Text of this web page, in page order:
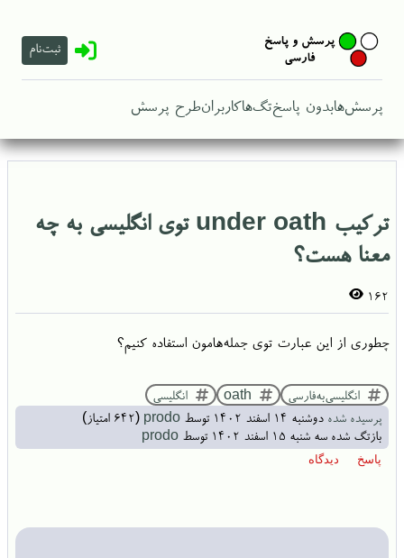
ثبت‌نام
پرسش‌هابدون پاسختگ‌هاکاربرانطرح پرسش
ترکیب under oath توی انگلیسی به چه
معنا هست؟
162
چطوری از این عبارت توی جمله‌هامون استفاده کنیم؟
انگلیسی‌به‌فارسی oath
انگلیسی
پرسیده شده دوشنبه ۱۴ اسفند ۱۴۰۲ توسط prodo
(
642 امتیاز)
بازتگ شده سه شنبه ۱۵ اسفند ۱۴۰۲ توسط prodo